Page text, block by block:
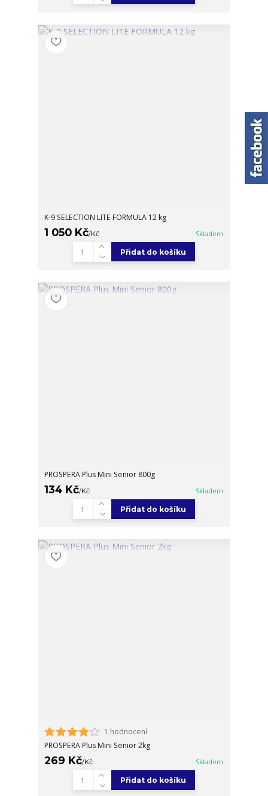
K-9 SELECTION LITE FORMULA 12 kg
1 050 Kč/Kč Skladem
Přidat do košíku
PROSPERA Plus Mini Senior 800g
134 Kč/Kč Skladem
Přidat do košíku
1 hodnocení
PROSPERA Plus Mini Senior 2kg
269 Kč/Kč Skladem
Přidat do košíku